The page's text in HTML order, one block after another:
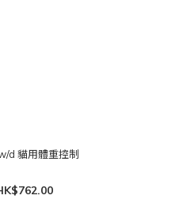
d 貓用體重控制